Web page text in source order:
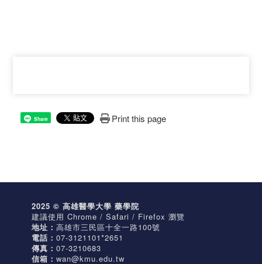
Share Print this page
2025 © 高雄醫學大學 藥學院
建議使用 Chrome / Safari / Firefox 瀏覽
地址： 高雄市三民區十全一路100號
電話： 07-3121101*2651
傳真： 07-3210683
信箱： wan@kmu.edu.tw